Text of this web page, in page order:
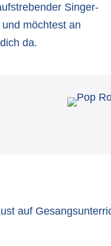
Singer-
möchtest an
da.
auf